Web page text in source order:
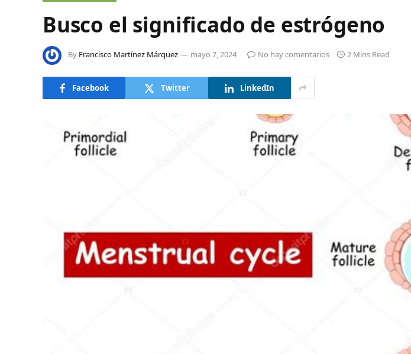
Busco el significado de estrógeno
By Francisco Martínez Márquez mayo 7, 2024 No hay comentarios 2 Mins Read
Facebook Twitter LinkedIn